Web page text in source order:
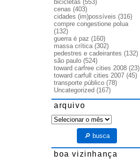
bicicletas (553)
cenas (403)
cidades (im)possíveis (316)
compre congestione polua
(132)
guerra é paz (160)
massa crítica(302)
pedestres e cadeirantes (132)
são paulo (524)
toward carfree cities 2008 (23)
toward carfull cities 2007 (45)
transporte público (78)
Uncategorized (167)
arquivo
arquivo
🔎 busca
boa vizinhança